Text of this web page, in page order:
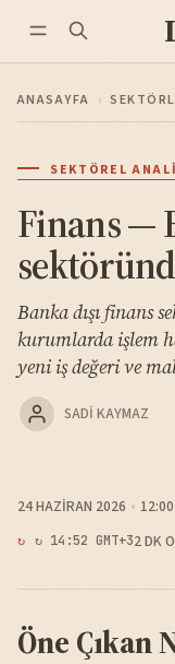
ANASAYFA ›
SEKTÖREL
Finans —
Banka dışı finans
kurumlarda işlem
yeni iş değeri ve
SADI KAYMAZ
24 HAZIRAN 2026
↻ 14:52 GMT+32 DK
Öne Çıkan